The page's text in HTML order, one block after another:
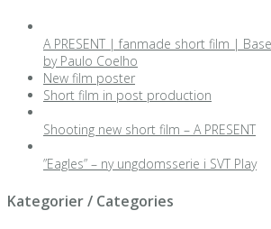
A PRESENT | fanmade short film |
by Paulo Coelho
New film poster
Short film in post production
Shooting new short film – A PRESENT
”Eagles” – ny ungdomsserie i SVT Play
Kategorier / Categories